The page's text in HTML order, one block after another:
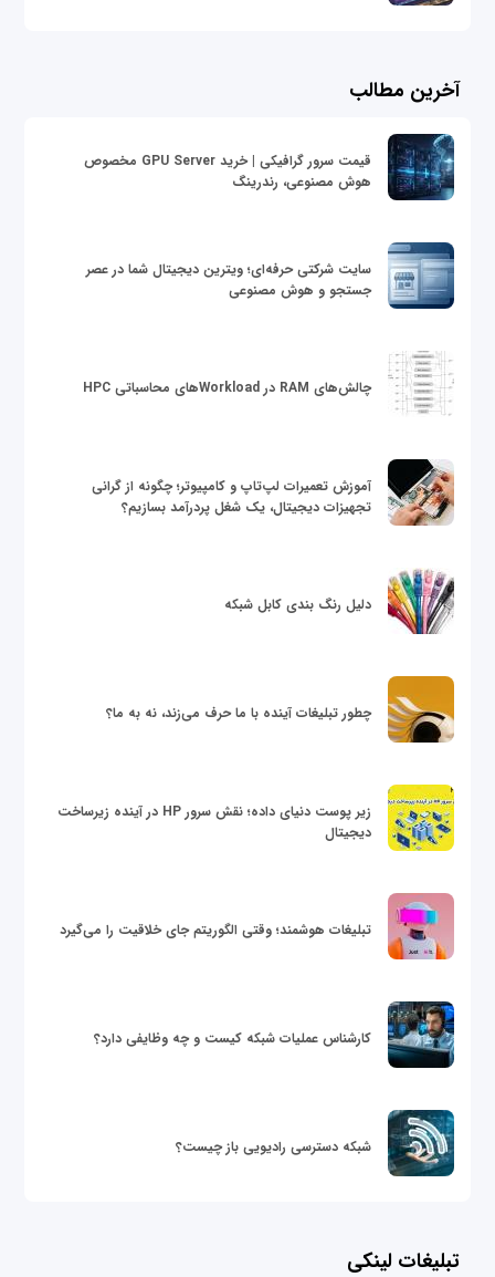
آخرین مطالب
قیمت سرور گرافیکی | خرید GPU Server مخصوص
هوش مصنوعی، رندرینگ
سایت شرکتی حرفه‌ای؛ ویترین دیجیتال شما در عصر
جستجو و هوش مصنوعی
چالش‌های RAM در Workloadهای محاسباتی HPC
آموزش تعمیرات لپ‌تاپ و کامپیوتر؛ چگونه از گرانی
تجهیزات دیجیتال، یک شغل پردرآمد بسازیم؟
دلیل رنگ بندی کابل شبکه
چطور تبلیغات آینده با ما حرف می‌زند، نه به ما؟
زیر پوست دنیای داده؛ نقش سرور HP در آینده زیرساخت
دیجیتال
تبلیغات هوشمند؛ وقتی الگوریتم جای خلاقیت را می‌گیرد
کارشناس عملیات شبکه کیست و چه وظایفی دارد؟
شبکه دسترسی رادیویی باز چیست؟
تبلیغات لینکی